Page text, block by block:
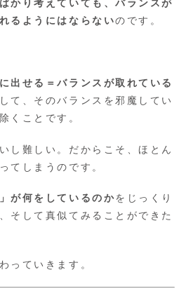
かり考えていても、バランスが
るようにはならないのです。
出せる＝バランスが取れている
て、そのバランスを邪魔してい
くことです。
し難しい。だからこそ、ほとん
てしまうのです。
が何をしているのかをじっくり
そして真似てみることができた
っていきます。